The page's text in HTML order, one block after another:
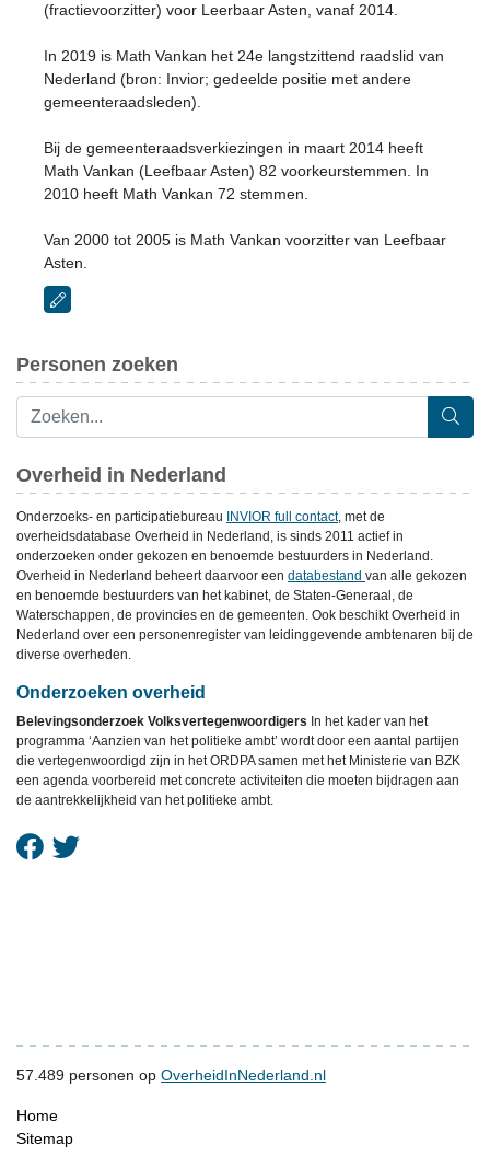
(fractievoorzitter) voor Leerbaar Asten, vanaf 2014.
In 2019 is Math Vankan het 24e langstzittend raadslid van
Nederland (bron: Invior; gedeelde positie met andere
gemeenteraadsleden).
Bij de gemeenteraadsverkiezingen in maart 2014 heeft
Math Vankan (Leefbaar Asten) 82 voorkeurstemmen. In
2010 heeft Math Vankan 72 stemmen.
Van 2000 tot 2005 is Math Vankan voorzitter van Leefbaar
Asten.
Personen zoeken
Overheid in Nederland
Onderzoeks- en participatiebureau INVIOR full contact, met de
overheidsdatabase Overheid in Nederland, is sinds 2011 actief in
onderzoeken onder gekozen en benoemde bestuurders in Nederland.
Overheid in Nederland beheert daarvoor een databestand van alle gekozen
en benoemde bestuurders van het kabinet, de Staten-Generaal, de
Waterschappen, de provincies en de gemeenten. Ook beschikt Overheid in
Nederland over een personenregister van leidinggevende ambtenaren bij de
diverse overheden.
Onderzoeken overheid
Belevingsonderzoek Volksvertegenwoordigers In het kader van het
programma ‘Aanzien van het politieke ambt’ wordt door een aantal partijen
die vertegenwoordigd zijn in het ORDPA samen met het Ministerie van BZK
een agenda voorbereid met concrete activiteiten die moeten bijdragen aan
de aantrekkelijkheid van het politieke ambt.
57.489 personen op OverheidInNederland.nl
Home
Sitemap